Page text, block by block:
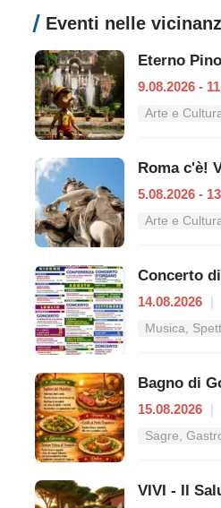
Eventi nelle
9.08.2026 -
Arte e
5.08.2026 -
Arte e
Concerto
14.08.2026 |
15.08.2026 |
VIVI - Il